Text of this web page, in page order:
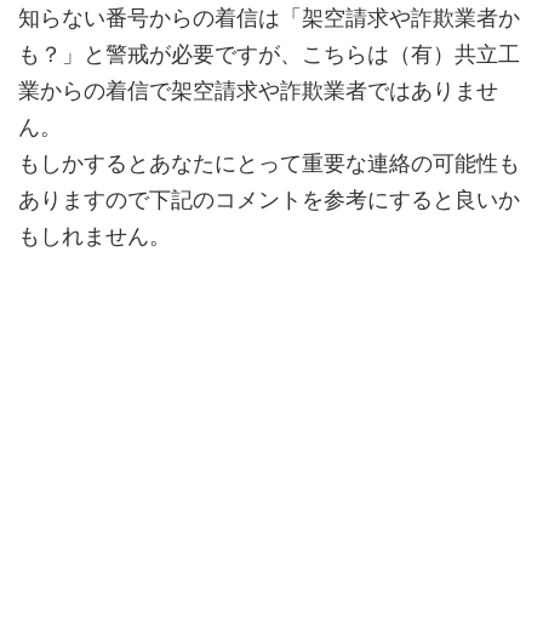
知らない番号からの着信は「架空請求や詐欺業者か
も？」と警戒が必要ですが、こちらは（有）共立工
業からの着信で架空請求や詐欺業者ではありませ
ん。
もしかするとあなたにとって重要な連絡の可能性も
ありますので下記のコメントを参考にすると良いか
もしれません。